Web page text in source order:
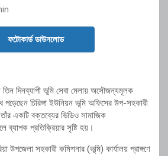
ফটোকার্ড ডাউনলোড
তিন দিনব্যাপী ভূমি সেবা মেলায় অসৌজন্যমূলক
চিরিঙ্গা ইউনিয়ন ভূমি অফিসের উপ-সহকারী
তাঁর একটি বক্তব্যের ভিডিও সামাজিক
ব্যাপক প্রতিক্রিয়ার সৃষ্টি হয়।
উপজেলা সহকারী কমিশনার (ভূমি) কার্যালয় প্রাঙ্গণে